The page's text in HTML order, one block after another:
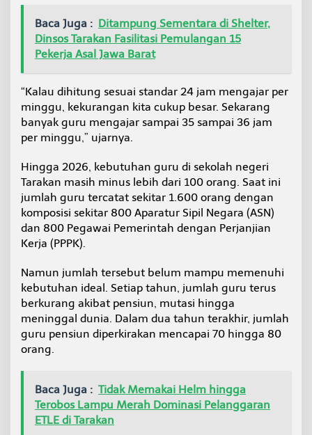
a
t
u
k
o
a
h
Baca Juga : Ditampung Sementara di Shelter,
Dinsos Tarakan Fasilitasi Pemulangan 15
Pekerja Asal Jawa Barat
“Kalau dihitung sesuai standar 24 jam mengajar per
minggu, kekurangan kita cukup besar. Sekarang
banyak guru mengajar sampai 35 sampai 36 jam
per minggu,” ujarnya.
Hingga 2026, kebutuhan guru di sekolah negeri
Tarakan masih minus lebih dari 100 orang. Saat ini
jumlah guru tercatat sekitar 1.600 orang dengan
komposisi sekitar 800 Aparatur Sipil Negara (ASN)
dan 800 Pegawai Pemerintah dengan Perjanjian
Kerja (PPPK).
Namun jumlah tersebut belum mampu memenuhi
kebutuhan ideal. Setiap tahun, jumlah guru terus
berkurang akibat pensiun, mutasi hingga
meninggal dunia. Dalam dua tahun terakhir, jumlah
guru pensiun diperkirakan mencapai 70 hingga 80
orang.
Baca Juga : Tidak Memakai Helm hingga
Terobos Lampu Merah Dominasi Pelanggaran
ETLE di Tarakan